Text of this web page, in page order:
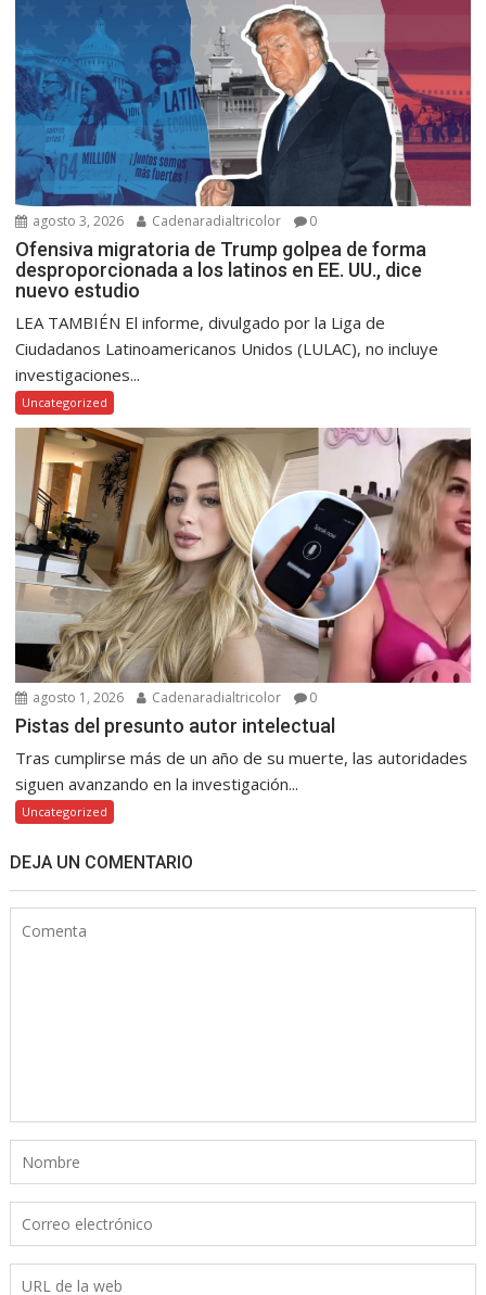
agosto 3, 2026 Cadenaradialtricolor 0
Ofensiva migratoria de Trump golpea de forma
desproporcionada a los latinos en EE. UU., dice
nuevo estudio
LEA TAMBIÉN El informe, divulgado por la Liga de
Ciudadanos Latinoamericanos Unidos (LULAC), no incluye
investigaciones...
Uncategorized
agosto 1, 2026 Cadenaradialtricolor 0
Pistas del presunto autor intelectual
Tras cumplirse más de un año de su muerte, las autoridades
siguen avanzando en la investigación...
Uncategorized
DEJA UN COMENTARIO